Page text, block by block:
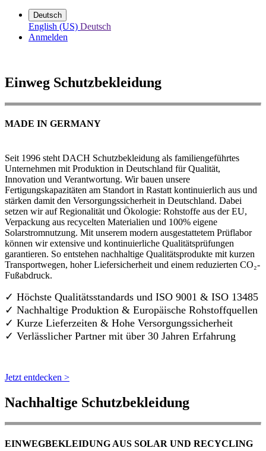
Deutsch
English (US) Deutsch
Anmelden
Einweg Schutzbekleidung
MADE IN GERMANY
Seit 1996 steht DACH Schutzbekleidung als familiengeführtes
Unternehmen mit Produktion in Deutschland für Qualität,
Innovation und Verantwortung. Wir bauen unsere
Fertigungskapazitäten am Standort in Rastatt kontinuierlich aus und
stärken damit den Versorgungssicherheit in Deutschland. Dabei
setzen wir auf Regionalität und Ökologie: Rohstoffe aus der EU,
Verpackung aus recycelten Materialien und 100% eigene
Solarstromnutzung. Mit unserem modern ausgestattetem Prüflabor
können wir extensive und kontinuierliche Qualitätsprüfungen
garantieren. So entstehen nachhaltige Qualitätsprodukte mit kurzen
Transportwegen, hoher Liefersicherheit und einem reduzierten CO₂-
Fußabdruck.
✓ Höchste Qualitätsstandards und ISO 9001 & ISO 13485
✓ Nachhaltige Produktion & Europäische Rohstoffquellen
✓ Kurze Lieferzeiten & Hohe Versorgungssicherheit
✓ Verlässlicher Partner mit über 30 Jahren Erfahrung
Jetzt entdecken >
Nachhaltige Schutzbekleidung
EINWEGBEKLEIDUNG AUS SOLAR UND RECYCLING